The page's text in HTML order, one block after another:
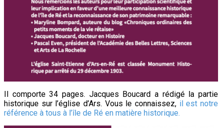
Il comporte 34 pages. Jacques Boucard a rédigé la partie
historique sur l’église d’Ars. Vous le connaissez, il est notre
référence à tous à l’île de Ré en matière historique.